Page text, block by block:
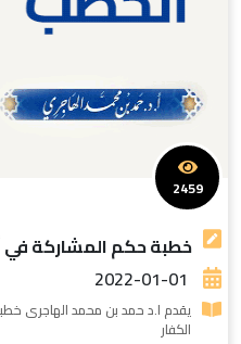
خطبة حكم المشاركة في
2022-01-01
يقدم ا.د حمد بن محمد الهاجرى
الكفار
2459